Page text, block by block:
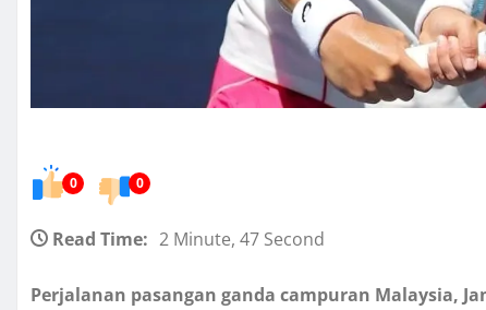
0 0
Read Time: 2 Minute, 47 Second
Perjalanan pasangan ganda campuran Malaysia,